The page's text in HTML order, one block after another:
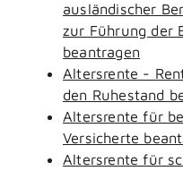
ausländischer
zur Führung der
beantragen
Altersrente -
den Ruhestand
Altersrente für
Versicherte
Altersrente für